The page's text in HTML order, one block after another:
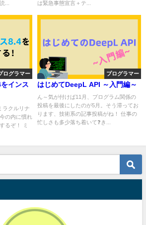
...
は緊急事態宣言＋テ...
ログラマー
インス
ラクルリナ
の内に慣れ
るぞ！ ミ
プログラマー
はじめてDeepL API ～入門編～
ん～気が付けば11月、プログラム関係の
投稿を最後にしたのが5月。そう滞ってお
ります、技術系の記事投稿がね！ 仕事の
忙しさも多少落ち着いて❓き...